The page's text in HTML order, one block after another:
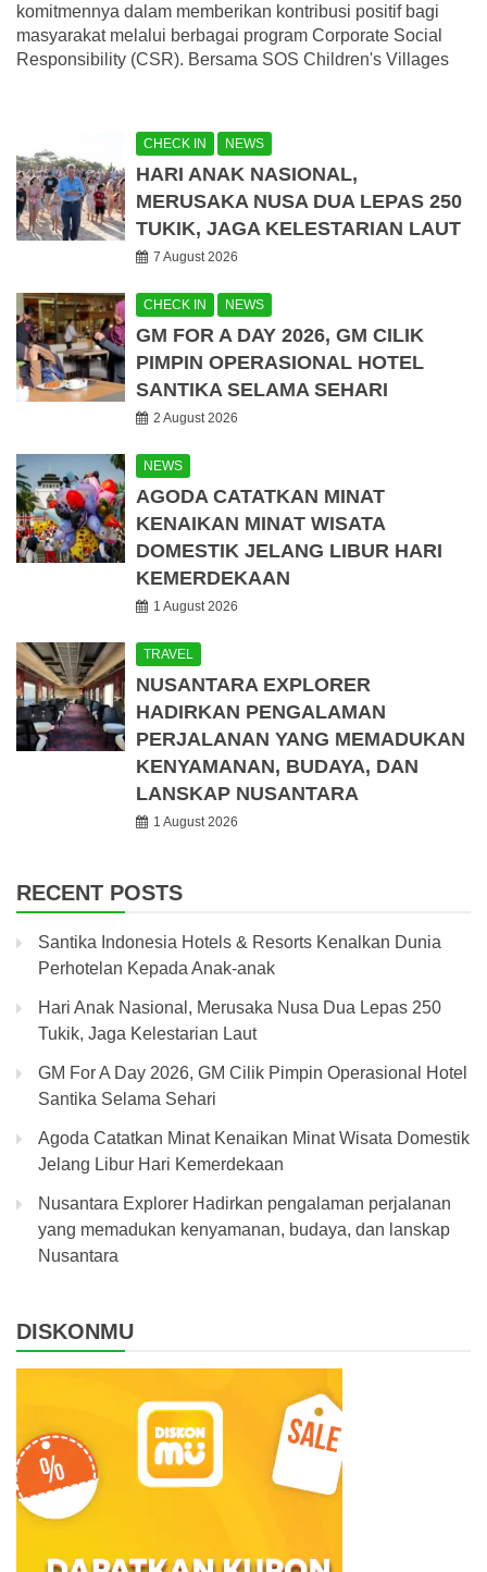
komitmennya dalam memberikan kontribusi positif bagi
masyarakat melalui berbagai program Corporate Social
Responsibility (CSR). Bersama SOS Children's Villages
CHECK IN NEWS
HARI ANAK NASIONAL,
MERUSAKA NUSA DUA LEPAS 250
TUKIK, JAGA KELESTARIAN LAUT
7 August 2026
CHECK IN NEWS
GM FOR A DAY 2026, GM CILIK
PIMPIN OPERASIONAL HOTEL
SANTIKA SELAMA SEHARI
2 August 2026
NEWS
AGODA CATATKAN MINAT
KENAIKAN MINAT WISATA
DOMESTIK JELANG LIBUR HARI
KEMERDEKAAN
1 August 2026
TRAVEL
NUSANTARA EXPLORER
HADIRKAN PENGALAMAN
PERJALANAN YANG MEMADUKAN
KENYAMANAN, BUDAYA, DAN
LANSKAP NUSANTARA
1 August 2026
RECENT POSTS
Santika Indonesia Hotels & Resorts Kenalkan Dunia
Perhotelan Kepada Anak-anak
Hari Anak Nasional, Merusaka Nusa Dua Lepas 250
Tukik, Jaga Kelestarian Laut
GM For A Day 2026, GM Cilik Pimpin Operasional Hotel
Santika Selama Sehari
Agoda Catatkan Minat Kenaikan Minat Wisata Domestik
Jelang Libur Hari Kemerdekaan
Nusantara Explorer Hadirkan pengalaman perjalanan
yang memadukan kenyamanan, budaya, dan lanskap
Nusantara
DISKONMU